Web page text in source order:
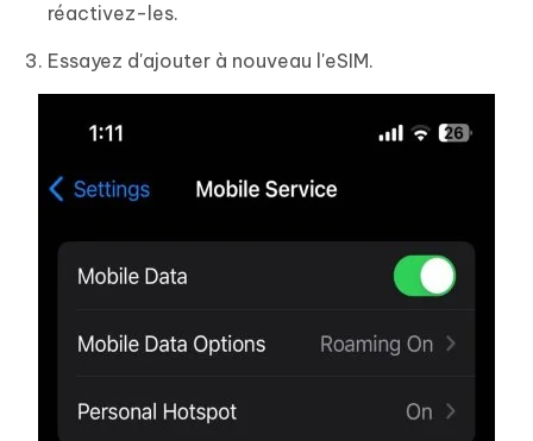
réactivez-les.
Essayez d'ajouter à nouveau l'eSIM.